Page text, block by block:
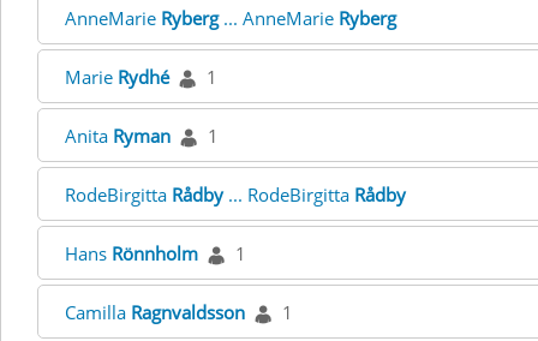
AnneMarie Ryberg... AnneMarie Ryberg
Marie Rydhé 1
Anita Ryman 1
RodeBirgitta Rådby... RodeBirgitta Rådby
Hans Rönnholm 1
Camilla Ragnvaldsson 1